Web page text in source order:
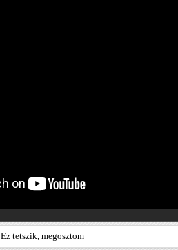
Ez tetszik, megosztom